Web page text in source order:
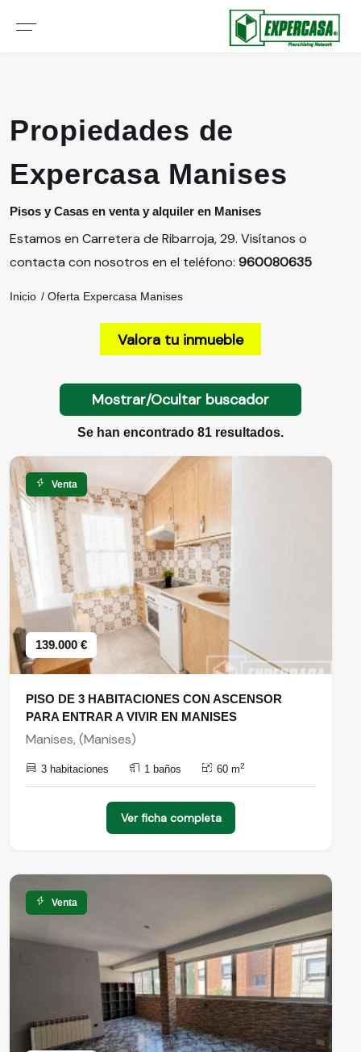
Propiedades de
Expercasa Manises
Pisos y Casas en venta y alquiler en Manises
Estamos en Carretera de Ribarroja, 29. Visítanos o
contacta con nosotros en el teléfono: 960080635
Inicio Oferta Expercasa Manises
Valora tu inmueble
Mostrar/Ocultar buscador
Se han encontrado 81 resultados.
Venta
139.000 €
PISO DE 3 HABITACIONES CON ASCENSOR
PARA ENTRAR A VIVIR EN MANISES
Manises, (Manises)
3 habitaciones 1 baños 60 m2
Ver ficha completa
Venta